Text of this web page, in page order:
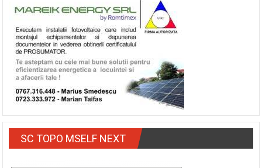
SC TOPO MSELF NEXT